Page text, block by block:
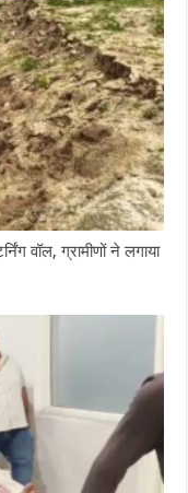
वॉल, ग्रामीणों ने लगाया